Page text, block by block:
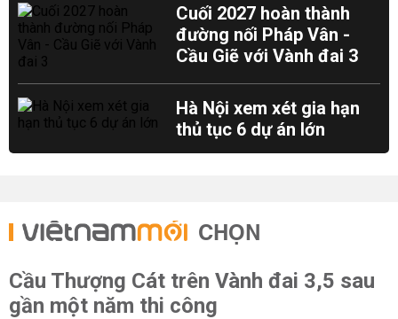
Cuối 2027 hoàn thành
đường nối Pháp Vân -
Cầu Giẽ với Vành đai 3
Hà Nội xem xét gia hạn
thủ tục 6 dự án lớn
CHỌN
Cầu Thượng Cát trên Vành đai 3,5 sau
gần một năm thi công